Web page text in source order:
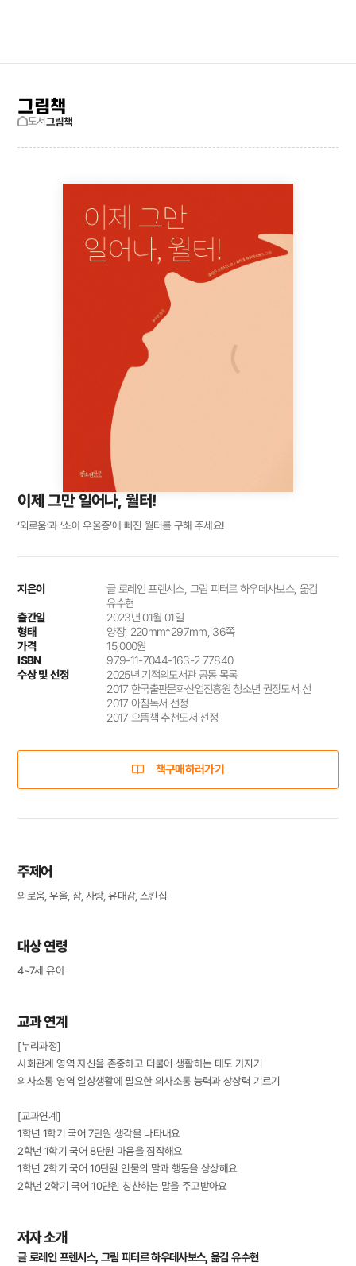
그림책
도서그림책
이제 그만 일어나, 월터!
‘외로움’과 ‘소아 우울증’에 빠진 월터를 구해 주세요!
지은이
글 로레인 프렌시스, 그림 피터르 하우데사보스, 옮김
유수현
출간일 2023년 01월 01일
형태 양장, 220mm*297mm, 36쪽
가격 15,000원
ISBN 979-11-7044-163-2 77840
수상 및 선정
2025년 기적의도서관 공동 목록
2017 한국출판문화산업진흥원 청소년 권장도서 선
2017 아침독서 선정
2017 으뜸책 추천도서 선정
책구매하러가기
주제어
외로움, 우울, 잠, 사랑, 유대감, 스킨십
대상 연령
4~7세 유아
교과 연계
[누리과정]
사회관계 영역 자신을 존중하고 더불어 생활하는 태도 가지기
의사소통 영역 일상생활에 필요한 의사소통 능력과 상상력 기르기
[교과연계]
1학년 1학기 국어 7단원 생각을 나타내요
2학년 1학기 국어 8단원 마음을 짐작해요
1학년 2학기 국어 10단원 인물의 말과 행동을 상상해요
2학년 2학기 국어 10단원 칭찬하는 말을 주고받아요
저자 소개
글 로레인 프렌시스, 그림 피터르 하우데사보스, 옮김 유수현